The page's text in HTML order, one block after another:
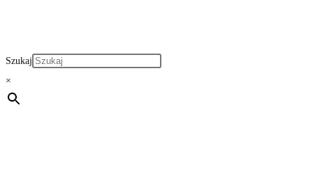
Szukaj
×